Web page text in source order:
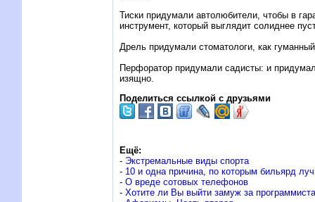
Тиски придумали автолюбители, чтобы в
инструмент, который выглядит солиднее
Дрель придумали стоматологи, как
Перфоратор придумали садисты: и
изящно.
Поделиться ссылкой с друзьями
Ещё:
- Экстремальные виды спорта
- 10 и одна причина, по которым бильярд
- О вреде сотовых телефонов
- Хотите ли Вы выйти замуж за